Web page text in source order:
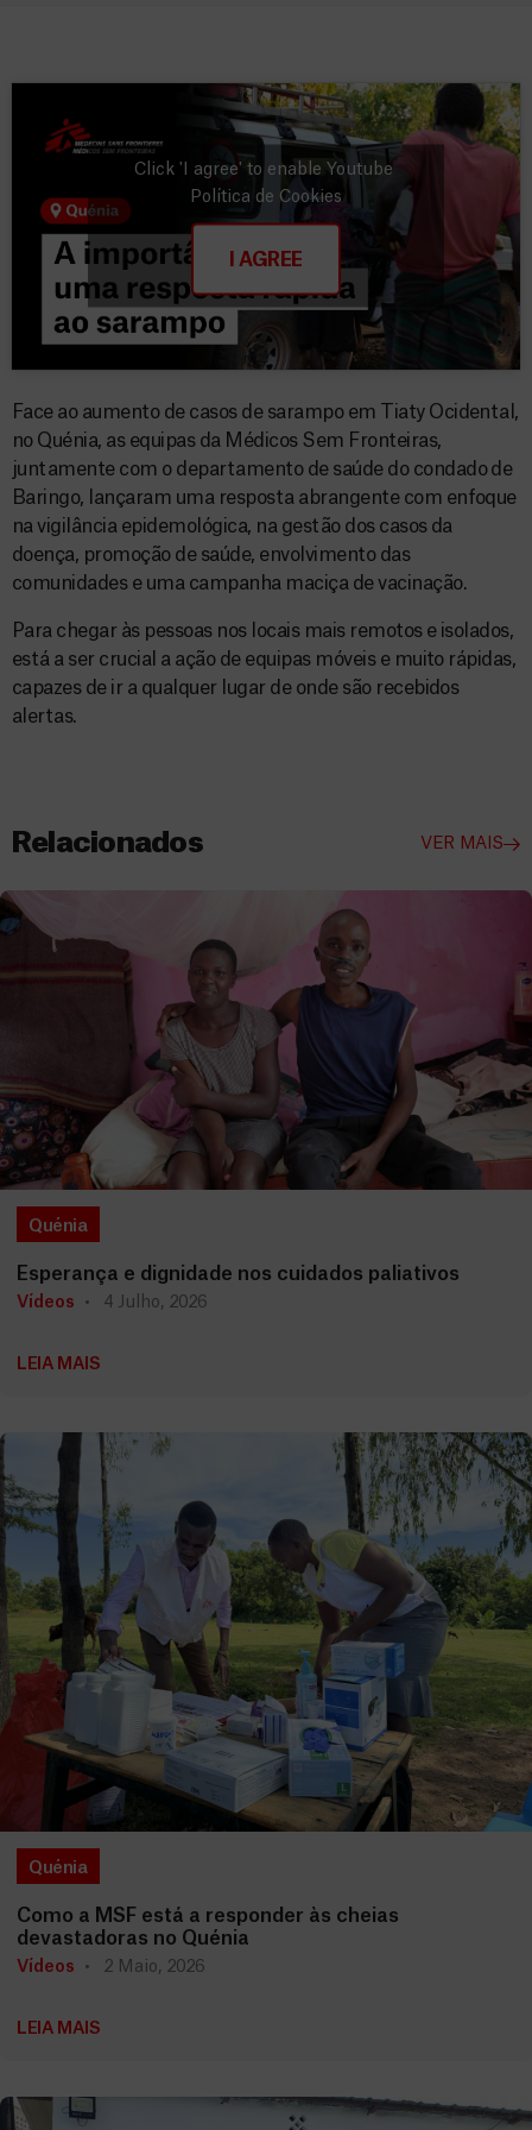
Click 'I agree' to enable Youtube
Política de Cookies
I AGREE
Face ao aumento de casos de sarampo em Tiaty Ocidental,
no Quénia, as equipas da Médicos Sem Fronteiras,
juntamente com o departamento de saúde do condado de
Baringo, lançaram uma resposta abrangente com enfoque
na vigilância epidemológica, na gestão dos casos da
doença, promoção de saúde, envolvimento das
comunidades e uma campanha maciça de vacinação.
Para chegar às pessoas nos locais mais remotos e isolados,
está a ser crucial a ação de equipas móveis e muito rápidas,
capazes de ir a qualquer lugar de onde são recebidos
alertas.
Relacionados VER MAIS
Quénia
Esperança e dignidade nos cuidados paliativos
Vídeos 4 Julho, 2026
LEIA MAIS
Quénia
Como a MSF está a responder às cheias
devastadoras no Quénia
Vídeos 2 Maio, 2026
LEIA MAIS